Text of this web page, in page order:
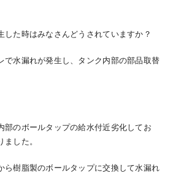
した時はみなさんどうされていますか？
で水漏れが発生し、タンク内部の部品取替
部のボールタップの給水付近劣化してお
した。
ら樹脂製のボールタップに交換して水漏れ